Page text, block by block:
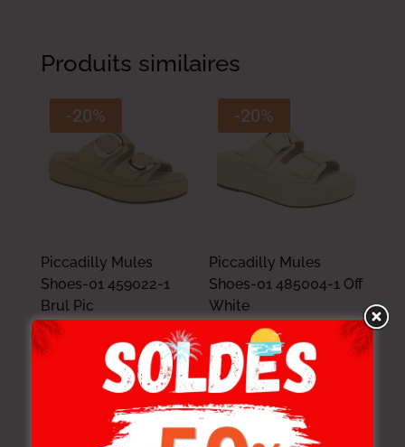
Produits similaires
-20%
Piccadilly Mules
Shoes-01 459022-1
Brul Pic
199.000
159.200
DT
-20%
Piccadilly Mules
Shoes-01 485004-1 Off
White
229.000DT
183.200DT
-20%